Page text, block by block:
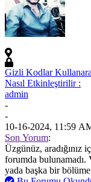
Gizli Kodlar
Nasıl Etkinleştirilir :
admin
-
-
10-16-2024, 11:59
Son Yorum:
Üzgünüz, aradığınız
forumda
yada başka bir bölüme